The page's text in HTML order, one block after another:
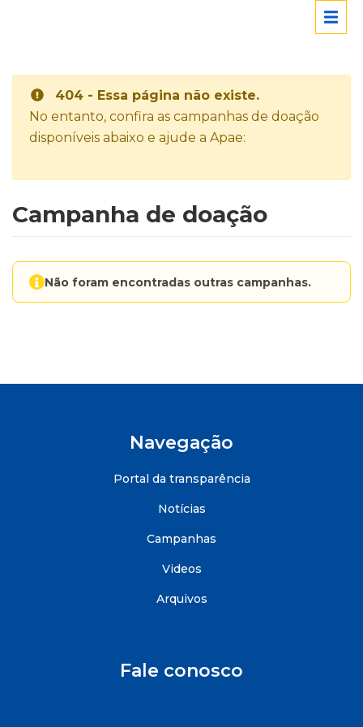
404 - Essa página não existe.
No entanto, confira as campanhas de doação
disponíveis abaixo e ajude a Apae:
Campanha de doação
Não foram encontradas outras campanhas.
Navegação
Portal da transparência
Notícias
Campanhas
Videos
Arquivos
Fale conosco